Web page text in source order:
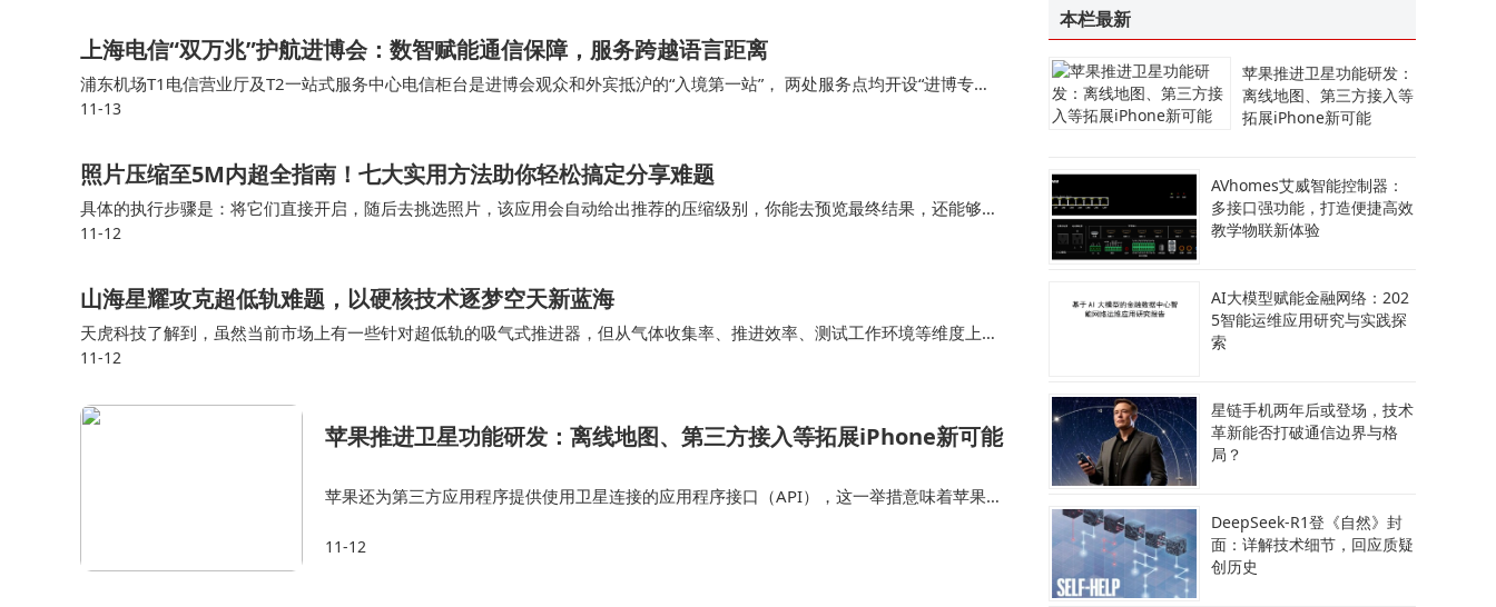
上海电信“双万兆”护航进博会：数智赋能通信保障，服务跨越语言距离
浦东机场T1电信营业厅及T2一站式服务中心电信柜台是进博会观众和外宾抵沪的“入境第一站”， 两处服务点均开设“进博专
席”，为参展人员和往来旅客提供中英双语咨询、交通指引与爱心便民服务。未来，上海电信将持续夯…
11-13
照片压缩至5M内超全指南！七大实用方法助你轻松搞定分享难题
具体的执行步骤是：将它们直接开启，随后去挑选照片，该应用会自动给出推荐的压缩级别，你能去预览最终结果，还能够对
某些设置予以调整，比如把分辨率调低或者转换格式，借此令文件大小小于5MB，这对即时分享至社交媒体来…
11-12
山海星耀攻克超低轨难题，以硬核技术逐梦空天新蓝海
天虎科技了解到，虽然当前市场上有一些针对超低轨的吸气式推进器，但从气体收集率、推进效率、测试工作环境等维度上，
山海星耀的电推进器均具备一定优势。 蔡东升表示，目前该产品是商业航天公司首次实现了“高真空运行环…
11-12
苹果推进卫星功能研发：离线地图、第三方接入等拓展iPhone新可能
苹果还为第三方应用程序提供使用卫星连接的应用程序接口（API），这一举措意味着苹果允
一举措或许是苹果在卫星通信领域进一步…
11-12
本栏最新
苹果推进卫星功能研发：
离线地图、第三方接入等
拓展iPhone新可能
AVhomes艾威智能控制器：
多接口强功能，打造便捷高效
教学物联新体验
AI大模型赋能金融网络：202
5智能运维应用研究与实践探
索
星链手机两年后或登场，技术
革新能否打破通信边界与格
局？
DeepSeek-R1登《自然》封
面：详解技术细节，回应质疑
创历史